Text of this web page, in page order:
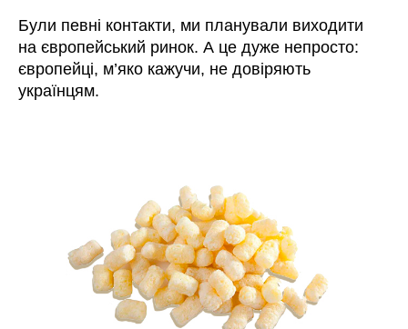
Були певні контакти, ми планували виходити
на європейський ринок. А це дуже непросто:
європейці, м’яко кажучи, не довіряють
українцям.